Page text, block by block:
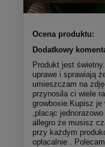
Ocena produktu:
Dodatkowy
Produkt jest
uprawe i sprawiają
umieszczam na
przynosila ci wiele
growboxie.Kupisz
,placąc
allegro że musisz
przy każdym
opłacalnie .